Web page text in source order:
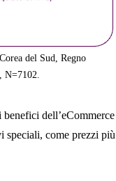
del Sud, Regno
N=7102.
dell’eCommerce
speciali, come prezzi più